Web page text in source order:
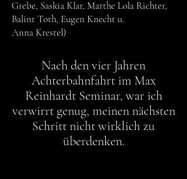
Grebe, Saskia Klar, Marthe Lola Richter,
Balint Toth, Eugen Knecht u.
Anna Krestel)
Nach den vier Jahren
Achterbahnfahrt im Max
Reinhardt Seminar, war ich
verwirrt genug, meinen nächsten
Schritt nicht wirklich zu
überdenken.